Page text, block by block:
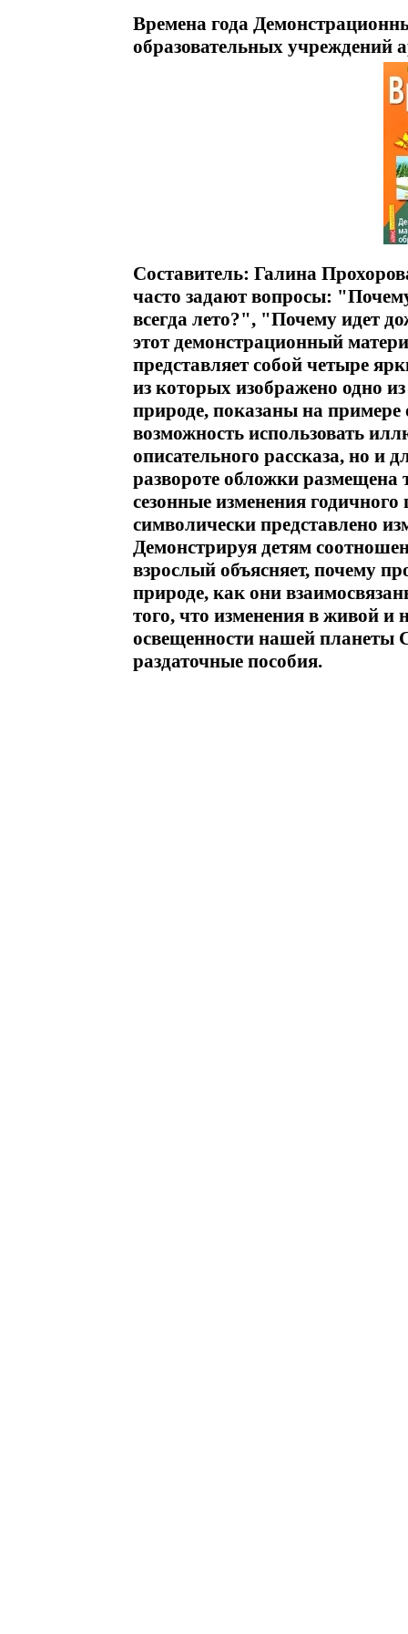
Времена года
образовательных учреждений
Составитель: Галина
часто задают вопросы:
всегда лето?", "Почему идет
этот демонстрационный
представляет собой четыре
из которых изображено одно
природе, показаны на примере
возможность использовать
описательного рассказа, но и
развороте обложки
сезонные изменения
символически представлено
Демонстрируя детям
взрослый объясняет, почему
природе, как они
того, что изменения в живой и
освещенности нашей
раздаточные пособия.